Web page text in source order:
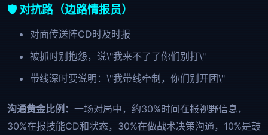
🛡️ 对抗路（边路情报员）
对面传送阵CD时及时报
被抓时别抱怨，说\"我来不了了你们别打\"
带线深时要说明：\"我带线牵制，你们别开团\"
沟通黄金比例： 一场对局中，约30%时间在报视野信息，
30%在报技能CD和状态，30%在做战术决策沟通，10%是鼓